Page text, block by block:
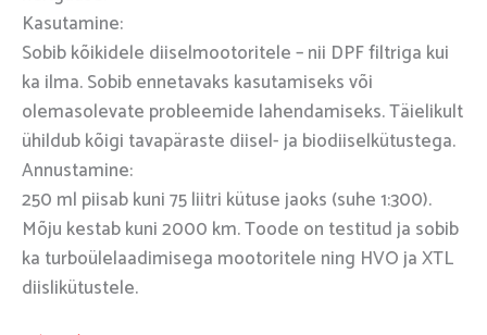
Kasutamine:
Sobib kõikidele diiselmootoritele – nii DPF filtriga kui
ka ilma. Sobib ennetavaks kasutamiseks või
olemasolevate probleemide lahendamiseks. Täielikult
ühildub kõigi tavapäraste diisel- ja biodiiselkütustega.
Annustamine:
250 ml piisab kuni 75 liitri kütuse jaoks (suhe 1:300).
Mõju kestab kuni 2000 km. Toode on testitud ja sobib
ka turboülelaadimisega mootoritele ning HVO ja XTL
diislikütustele.